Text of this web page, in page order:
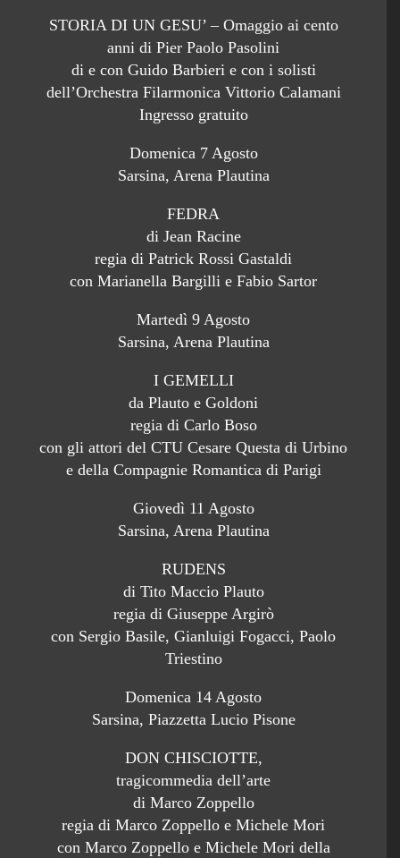
STORIA DI UN GESU’ – Omaggio ai cento
anni di Pier Paolo Pasolini
di e con Guido Barbieri e con i solisti
dell’Orchestra Filarmonica Vittorio Calamani
Ingresso gratuito
Domenica 7 Agosto
Sarsina, Arena Plautina
FEDRA
di Jean Racine
regia di Patrick Rossi Gastaldi
con Marianella Bargilli e Fabio Sartor
Martedì 9 Agosto
Sarsina, Arena Plautina
I GEMELLI
da Plauto e Goldoni
regia di Carlo Boso
con gli attori del CTU Cesare Questa di Urbino
e della Compagnie Romantica di Parigi
Giovedì 11 Agosto
Sarsina, Arena Plautina
RUDENS
di Tito Maccio Plauto
regia di Giuseppe Argirò
con Sergio Basile, Gianluigi Fogacci, Paolo
Triestino
Domenica 14 Agosto
Sarsina, Piazzetta Lucio Pisone
DON CHISCIOTTE,
tragicommedia dell’arte
di Marco Zoppello
regia di Marco Zoppello e Michele Mori
con Marco Zoppello e Michele Mori della